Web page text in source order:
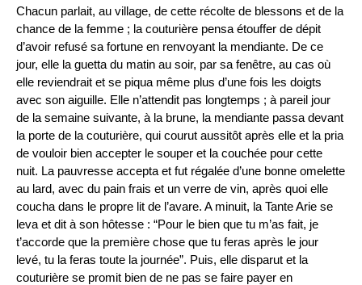
Chacun parlait, au village, de cette récolte de blessons et de la
chance de la femme ; la couturière pensa étouffer de dépit
d’avoir refusé sa fortune en renvoyant la mendiante. De ce
jour, elle la guetta du matin au soir, par sa fenêtre, au cas où
elle reviendrait et se piqua même plus d’une fois les doigts
avec son aiguille. Elle n’attendit pas longtemps ; à pareil jour
de la semaine suivante, à la brune, la mendiante passa devant
la porte de la couturière, qui courut aussitôt après elle et la pria
de vouloir bien accepter le souper et la couchée pour cette
nuit. La pauvresse accepta et fut régalée d’une bonne omelette
au lard, avec du pain frais et un verre de vin, après quoi elle
coucha dans le propre lit de l’avare. A minuit, la Tante Arie se
leva et dit à son hôtesse : “Pour le bien que tu m’as fait, je
t’accorde que la première chose que tu feras après le jour
levé, tu la feras toute la journée”. Puis, elle disparut et la
couturière se promit bien de ne pas se faire payer en